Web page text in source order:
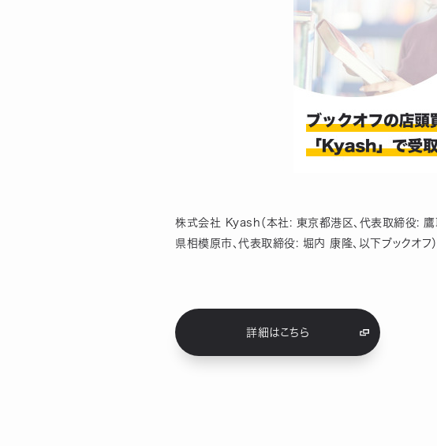
株式会社 Kyash（本社: 東京都港区、代表取締役: 鷹取
県相模原市、代表取締役: 堀内 康隆、以下ブックオフ
詳細はこちら